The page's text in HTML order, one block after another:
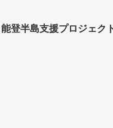
能登半島支援プロジェク